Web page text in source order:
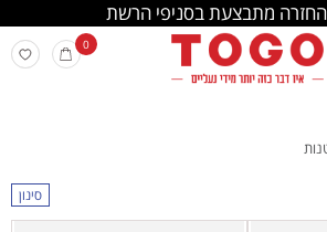
מתבצעת בסניפי הרשת
0
סינון